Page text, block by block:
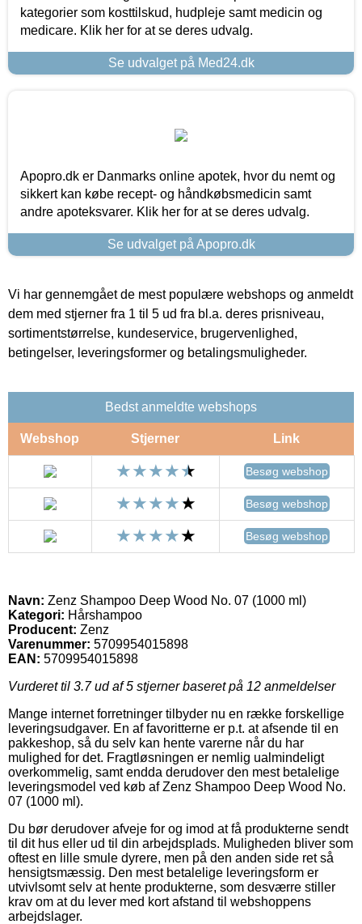
kategorier som kosttilskud, hudpleje samt medicin og
medicare. Klik her for at se deres udvalg.
Se udvalget på Med24.dk
Apopro.dk er Danmarks online apotek, hvor du nemt og
sikkert kan købe recept- og håndkøbsmedicin samt
andre apoteksvarer. Klik her for at se deres udvalg.
Se udvalget på Apopro.dk
Vi har gennemgået de mest populære webshops og anmeldt
dem med stjerner fra 1 til 5 ud fra bl.a. deres prisniveau,
sortimentstørrelse, kundeservice, brugervenlighed,
betingelser, leveringsformer og betalingsmuligheder.
Bedst anmeldte webshops
Webshop Stjerner Link
Besøg webshop
Besøg webshop
Besøg webshop
Navn: Zenz Shampoo Deep Wood No. 07 (1000 ml)
Kategori: Hårshampoo
Producent: Zenz
Varenummer: 5709954015898
EAN: 5709954015898
Vurderet til 3.7ud af 5 stjerner baseret på 12 anmeldelser
Mange internet forretninger tilbyder nu en række forskellige
leveringsudgaver. En af favoritterne er p.t. at afsende til en
pakkeshop, så du selv kan hente varerne når du har
mulighed for det. Fragtløsningen er nemlig ualmindeligt
overkommelig, samt endda derudover den mest betalelige
leveringsmodel ved køb af Zenz Shampoo Deep Wood No.
07 (1000 ml).
Du bør derudover afveje for og imod at få produkterne sendt
til dit hus eller ud til din arbejdsplads. Muligheden bliver som
oftest en lille smule dyrere, men på den anden side ret så
hensigtsmæssig. Den mest betalelige leveringsform er
utvivlsomt selv at hente produkterne, som desværre stiller
krav om at du lever med kort afstand til webshoppens
arbejdslager.